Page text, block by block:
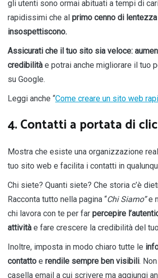
gli utenti sono ormai abituati a tempi di
rapidissimi che al primo cenno di
insospettiscono.
Assicurati che il tuo sito sia veloce:
credibilità e potrai anche migliorare il tuo
su Google.
Leggi anche “Come creare un sito web
4. Contatti a portata di
Mostra che esiste una organizzazione
tuo sito web e facilita i contatti in
Chi siete? Quanti siete? Che storia c’è
Racconta tutto nella pagina “Chi Siamo”e
chi lavora con te per far percepire
attività e fare crescere la credibilità del
Inoltre, imposta in modo chiaro tutte le
contatto e rendile sempre ben visibili.
casella email a cui scrivere ma aggiungi